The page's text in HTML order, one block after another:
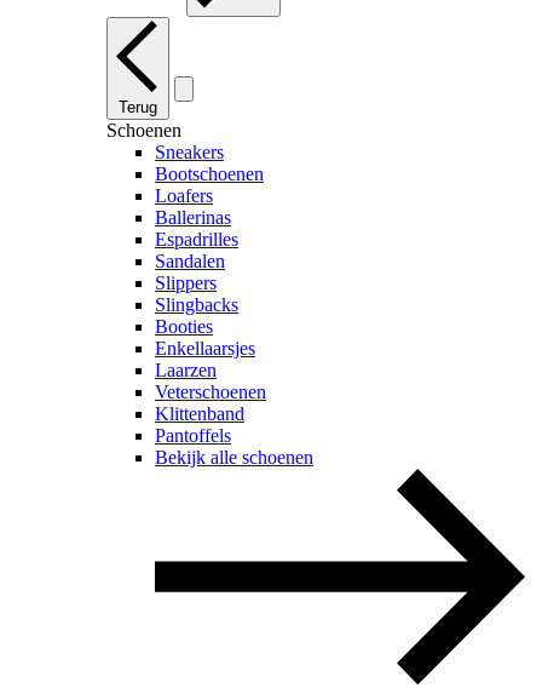
Terug
Schoenen
Sneakers
Bootschoenen
Loafers
Ballerinas
Espadrilles
Sandalen
Slippers
Slingbacks
Booties
Enkellaarsjes
Laarzen
Veterschoenen
Klittenband
Pantoffels
Bekijk alle schoenen